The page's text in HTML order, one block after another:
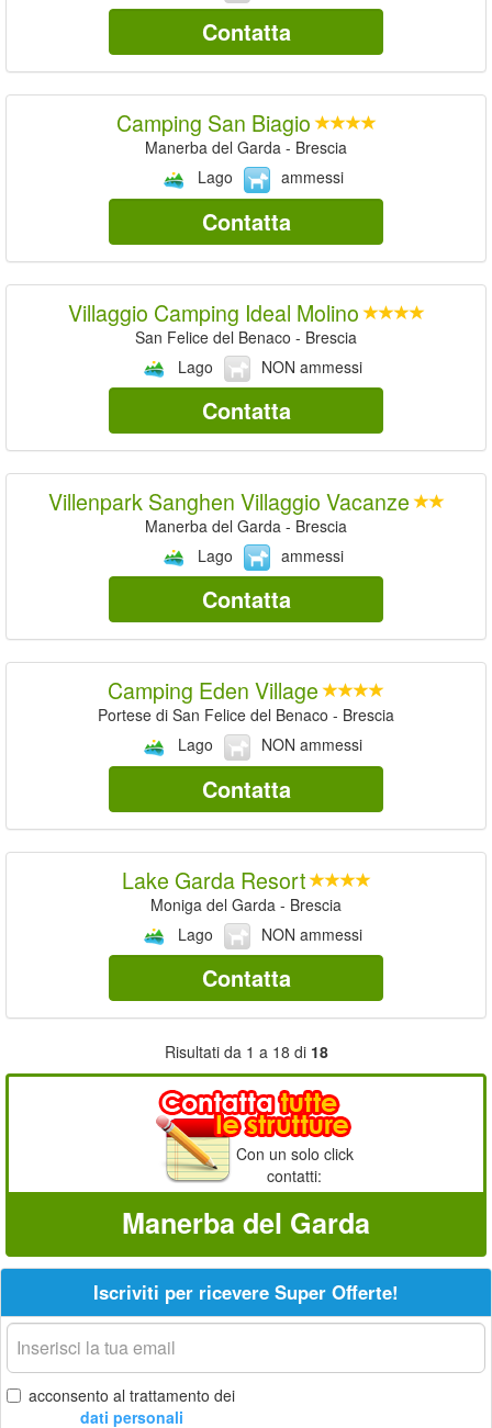
Contatta
Camping San Biagio
Manerba del Garda - Brescia
Lago
ammessi
Contatta
Villaggio Camping Ideal Molino
San Felice del Benaco - Brescia
Lago
NON ammessi
Contatta
Villenpark Sanghen Villaggio Vacanze
Manerba del Garda - Brescia
Lago
ammessi
Contatta
Camping Eden Village
Portese di San Felice del Benaco - Brescia
Lago
NON ammessi
Contatta
Lake Garda Resort
Moniga del Garda - Brescia
Lago
NON ammessi
Contatta
Risultati da 1 a 18 di 18
Con un solo click
contatti:
Manerba del Garda
Iscriviti per ricevere Super Offerte!
La
tua
email
acconsento al trattamento dei
dati personali